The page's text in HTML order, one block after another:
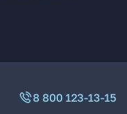
8 800 123-13-15